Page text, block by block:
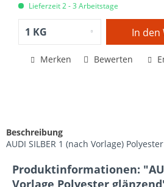
Lieferzeit 2 - 3 Arbeitstage
In den
Merken Bewerten
Beschreibung
AUDI SILBER 1 (nach Vorlage)
Produktinformationen:
Vorlage Polyester